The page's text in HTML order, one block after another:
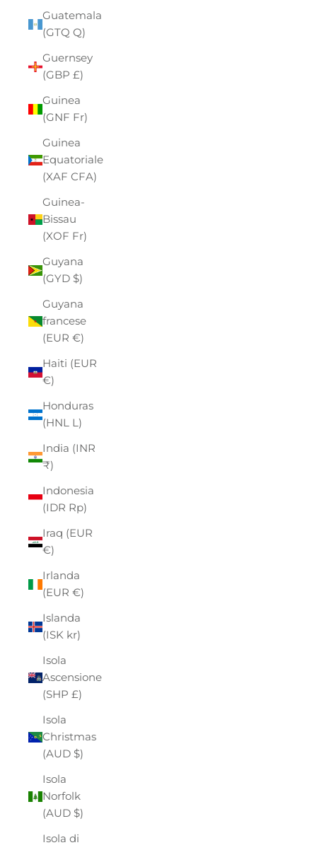
Guatemala
(GTQ Q)
Guernsey
(GBP £)
Guinea
(GNF Fr)
Guinea
Equatoriale
(XAF CFA)
Guinea-
Bissau
(XOF Fr)
Guyana
(GYD $)
Guyana
francese
(EUR €)
Haiti (EUR
€)
Honduras
(HNL L)
India (INR
₹)
Indonesia
(IDR Rp)
Iraq (EUR
€)
Irlanda
(EUR €)
Islanda
(ISK kr)
Isola
Ascensione
(SHP £)
Isola
Christmas
(AUD $)
Isola
Norfolk
(AUD $)
Isola di